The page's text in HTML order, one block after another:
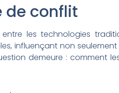
de conflit
les technologies
influençant non
demeure : comment